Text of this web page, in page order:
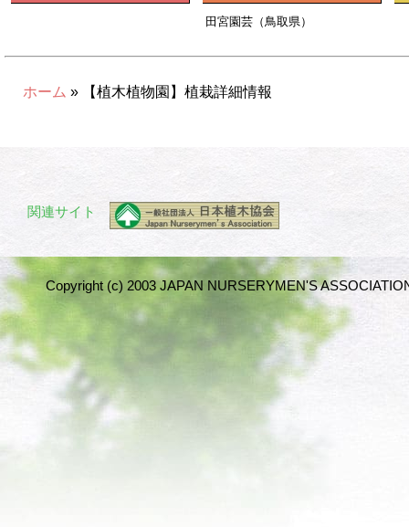
田宮園芸（鳥取県）
ホーム » 【植木植物園】植栽詳細情報
関連サイト
Copyright (c) 2003 JAPAN NURSERYMEN'S